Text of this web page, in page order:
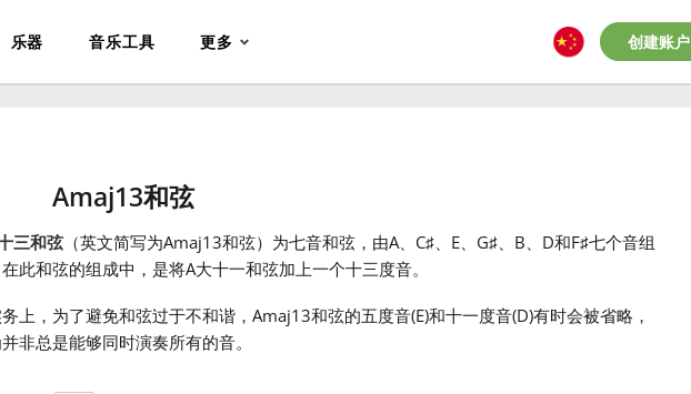
乐器 音乐工具 更多 创建账户
Amaj13和弦
三和弦（英文简写为Amaj13和弦）为七音和弦，由A、C♯、E、G♯、B、D和F♯七个音组
此和弦的组成中，是将A大十一和弦加上一个十三度音。
上，为了避免和弦过于不和谐，Amaj13和弦的五度音(E)和十一度音(D)有时会被省略，
非总是能够同时演奏所有的音。